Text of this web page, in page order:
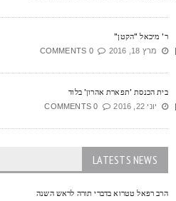
מיכאל "הקטן"
מרץ 18, 2016 0 COMMENTS
הכנסת 'תפארת אהרון' בלוד
יוני 22, 2016 0 COMMENTS
LATESTS NEWS
רפאל טטרוא בדברי תורה לראש השנה